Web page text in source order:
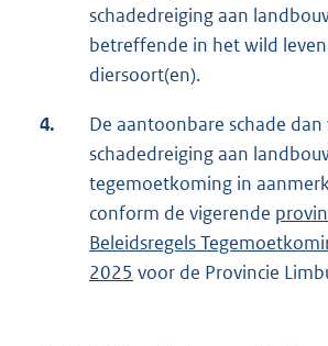
schadedreiging aan
betreffende in het wild
diersoort(en).
4.
De aantoonbare schade dan
schadedreiging aan
tegemoetkoming in
conform de vigerende
Beleidsregels
2025 voor de Provincie